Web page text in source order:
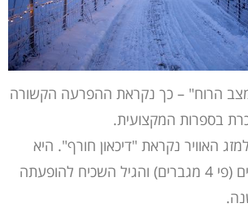
הרוח" – כך נקראת ההפרעה הקשורה
בספרות המקצועית.
האוויר נקראת "דיכאון חורף". היא
שכיחה בעיקר בנשים (פי 4 מגברים) והגיל השכיח להופעתה